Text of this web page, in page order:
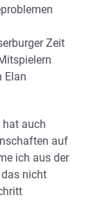
Zeit
Elan
hat auch
auf
ich aus der
nicht